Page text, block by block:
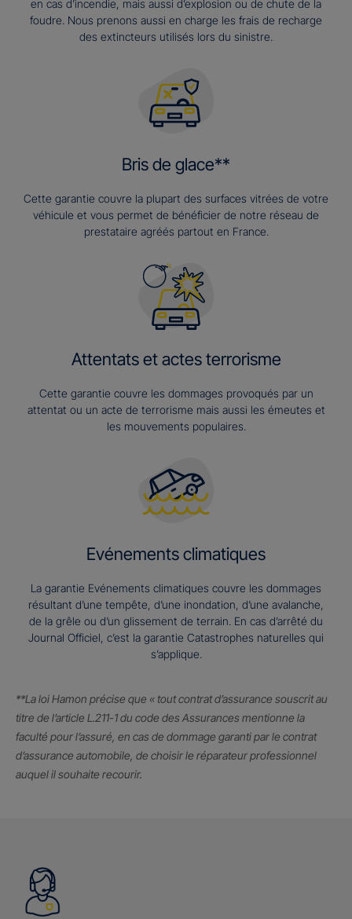
en cas d’incendie, mais aussi d’explosion ou de chute de la
foudre. Nous prenons aussi en charge les frais de recharge
des extincteurs utilisés lors du sinistre.
Bris de glace**
Cette garantie couvre la plupart des surfaces vitrées de votre
véhicule et vous permet de bénéficier de notre réseau de
prestataire agréés partout en France.
Attentats et actes terrorisme
Cette garantie couvre les dommages provoqués par un
attentat ou un acte de terrorisme mais aussi les émeutes et
les mouvements populaires.
Evénements climatiques
La garantie Evénements climatiques couvre les dommages
résultant d’une tempête, d’une inondation, d’une avalanche,
de la grêle ou d’un glissement de terrain. En cas d’arrêté du
Journal Officiel, c’est la garantie Catastrophes naturelles qui
s’applique.
**La loi Hamon précise que « tout contrat d’assurance souscrit au
titre de l’article L.211-1 du code des Assurances mentionne la
faculté pour l’assuré, en cas de dommage garanti par le contrat
d’assurance automobile, de choisir le réparateur professionnel
auquel il souhaite recourir.